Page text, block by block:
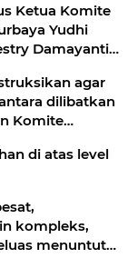
Ketua Komite
Yudhi
Damayanti
agar
dilibatkan
Komite
di atas level
kompleks,
menuntut